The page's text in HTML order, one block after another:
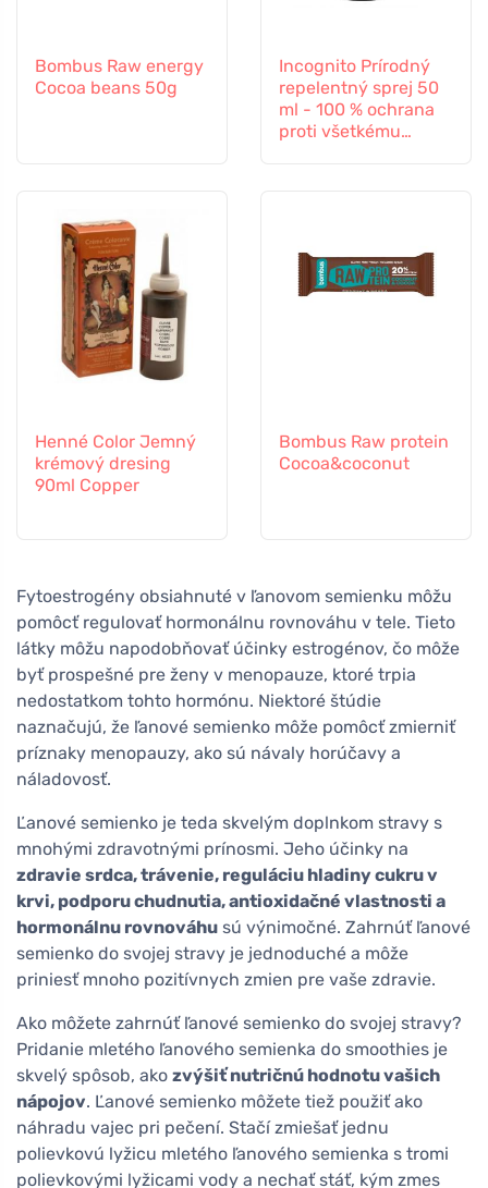
Bombus Raw energy
Cocoa beans 50g
Incognito Prírodný
repelentný sprej 50
ml - 100 % ochrana
proti všetkému
Henné Color Jemný
krémový dresing
90ml Copper
Bombus Raw protein
Cocoa&coconut
Fytoestrogény obsiahnuté v ľanovom semienku môžu
pomôcť regulovať hormonálnu rovnováhu v tele. Tieto
látky môžu napodobňovať účinky estrogénov, čo môže
byť prospešné pre ženy v menopauze, ktoré trpia
nedostatkom tohto hormónu. Niektoré štúdie
naznačujú, že ľanové semienko môže pomôcť zmierniť
príznaky menopauzy, ako sú návaly horúčavy a
náladovosť.
Ľanové semienko je teda skvelým doplnkom stravy s
mnohými zdravotnými prínosmi. Jeho účinky na
zdravie srdca, trávenie, reguláciu hladiny cukru v
krvi, podporu chudnutia, antioxidačné vlastnosti a
hormonálnu rovnováhu sú výnimočné. Zahrnúť ľanové
semienko do svojej stravy je jednoduché a môže
priniesť mnoho pozitívnych zmien pre vaše zdravie.
Ako môžete zahrnúť ľanové semienko do svojej stravy?
Pridanie mletého ľanového semienka do smoothies je
skvelý spôsob, ako zvýšiť nutričnú hodnotu vašich
nápojov. Ľanové semienko môžete tiež použiť ako
náhradu vajec pri pečení. Stačí zmiešať jednu
polievkovú lyžicu mletého ľanového semienka s tromi
polievkovými lyžicami vody a nechať stáť, kým zmes